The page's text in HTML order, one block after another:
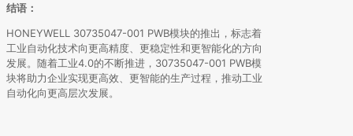
结语：
HONEYWELL 30735047-001 PWB模块的推出，标志着
工业自动化技术向更高精度、更稳定性和更智能化的方向
发展。随着工业4.0的不断推进，30735047-001 PWB模
块将助力企业实现更高效、更智能的生产过程，推动工业
自动化向更高层次发展。